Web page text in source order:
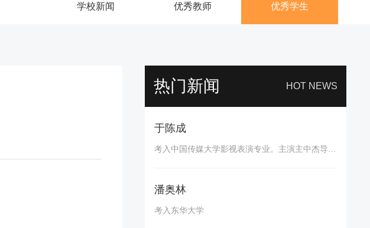
学校新闻 优秀教师 优秀学生
HOT NEWS
热门新闻
于陈成
潘奥林
考入东华大学